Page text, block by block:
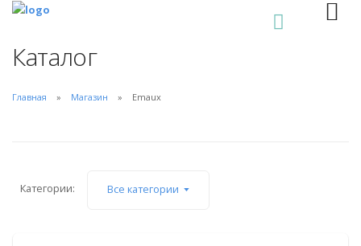
Каталог
Главная Магазин Emaux
Категории: Все категории